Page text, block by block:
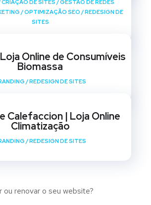
CRIAÇÃO DE SITES /GESTÃO DE REDES
/OPTIMIZAÇÃO SEO /REDESIGN DE
SITES
Online de Consumíveis
Biomassa
/REDESIGN DE SITES
Calefaccion | Loja Online
Climatização
/REDESIGN DE SITES
ou renovar o seu website?